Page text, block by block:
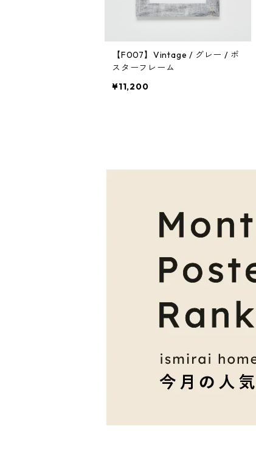
【F007】Vintage / グレー / ポ
スターフレーム
¥11,200